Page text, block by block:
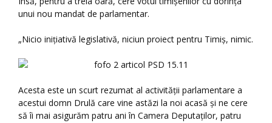
unui nou mandat de parlamentar.
„Nicio inițiativă legislativă, niciun proiect pentru Timiș, nimic.
Acesta este un scurt rezumat al activității parlamentare a
acestui domn Drulă care vine astăzi la noi acasă și ne cere
să îi mai asigurăm patru ani în Camera Deputaților, patru